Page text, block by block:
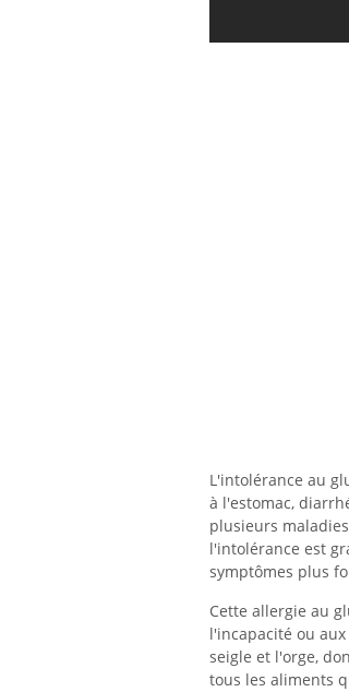
L'intolérance au
à l'estomac,
plusieurs
l'intolérance est
symptômes plus
Cette allergie au
l'incapacité ou
seigle et l'orge,
tous les aliments